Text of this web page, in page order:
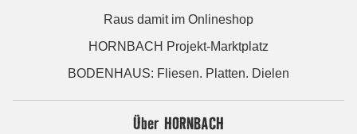
Raus damit im Onlineshop
HORNBACH Projekt-Marktplatz
BODENHAUS: Fliesen. Platten. Dielen
Über HORNBACH